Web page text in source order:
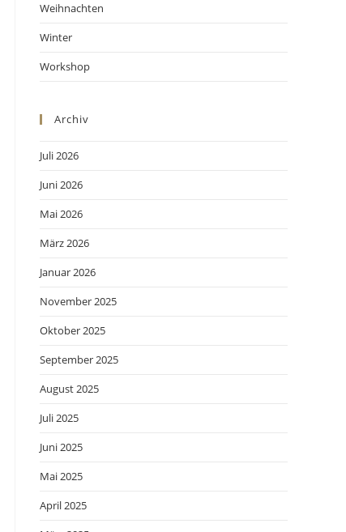
Weihnachten
Winter
Workshop
Archiv
Juli 2026
Juni 2026
Mai 2026
März 2026
Januar 2026
November 2025
Oktober 2025
September 2025
August 2025
Juli 2025
Juni 2025
Mai 2025
April 2025